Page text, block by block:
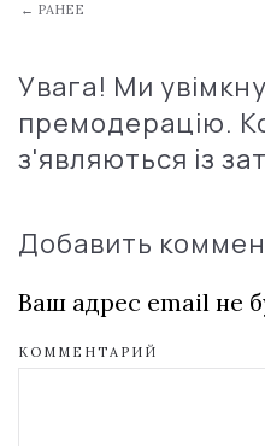
← РАНЕЕ
Увага! Ми
премодерацію.
з'являються із
Добавить
Ваш адрес email не
КОММЕНТАРИЙ